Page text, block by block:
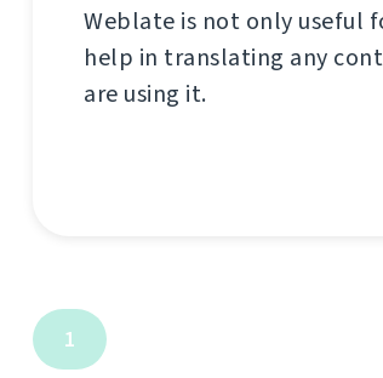
Weblate is not only useful
help in translating any
are using it.
1